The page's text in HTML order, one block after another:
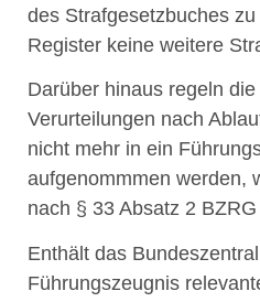
des Strafgesetzbuches
Register keine weitere
Darüber hinaus regeln
Verurteilungen nach
nicht mehr in ein
aufgenommmen werden,
nach § 33 Absatz 2
Enthält das
Führungszeugnis